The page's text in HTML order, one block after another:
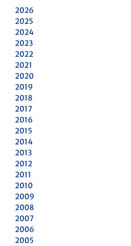
2026
2025
2024
2023
2022
2021
2020
2019
2018
2017
2016
2015
2014
2013
2012
2011
2010
2009
2008
2007
2006
2005